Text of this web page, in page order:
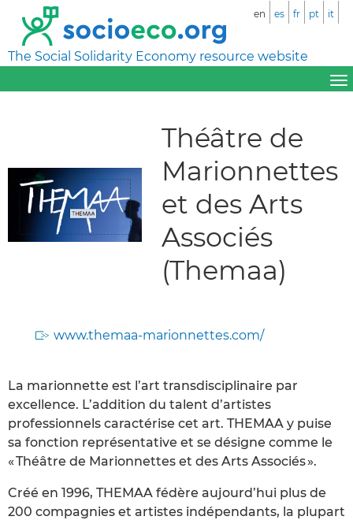
The Social Solidarity Economy resource website
en es fr pt it
Théâtre de
Marionnettes
et des Arts
Associés
(Themaa)
www.themaa-marionnettes.com/
La marionnette est l’art transdisciplinaire par
excellence. L’addition du talent d’artistes
professionnels caractérise cet art. THEMAA y puise
sa fonction représentative et se désigne comme le
« Théâtre de Marionnettes et des Arts Associés ».
Créé en 1996, THEMAA fédère aujourd’hui plus de
200 compagnies et artistes indépendants, la plupart